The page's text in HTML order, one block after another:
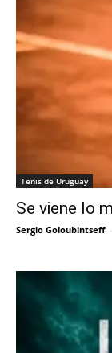
Tenis de Uruguay
Se viene lo
Sergio Goloubintseff -